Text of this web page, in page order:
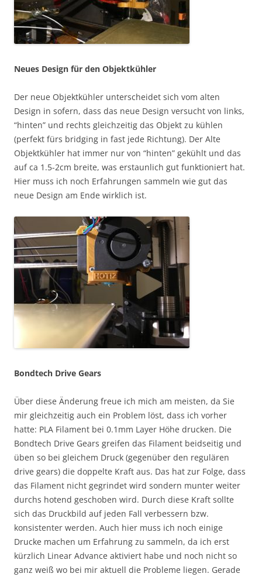
Neues Design für den Objektkühler
Der neue Objektkühler unterscheidet sich vom alten
Design in sofern, dass das neue Design versucht von links,
“hinten” und rechts gleichzeitig das Objekt zu kühlen
(perfekt fürs bridging in fast jede Richtung). Der Alte
Objektkühler hat immer nur von “hinten” gekühlt und das
auf ca 1.5-2cm breite, was erstaunlich gut funktioniert hat.
Hier muss ich noch Erfahrungen sammeln wie gut das
neue Design am Ende wirklich ist.
Bondtech Drive Gears
Über diese Änderung freue ich mich am meisten, da Sie
mir gleichzeitig auch ein Problem löst, dass ich vorher
hatte: PLA Filament bei 0.1mm Layer Höhe drucken. Die
Bondtech Drive Gears greifen das Filament beidseitig und
üben so bei gleichem Druck (gegenüber den regulären
drive gears) die doppelte Kraft aus. Das hat zur Folge, dass
das Filament nicht gegrindet wird sondern munter weiter
durchs hotend geschoben wird. Durch diese Kraft sollte
sich das Druckbild auf jeden Fall verbessern bzw.
konsistenter werden. Auch hier muss ich noch einige
Drucke machen um Erfahrung zu sammeln, da ich erst
kürzlich Linear Advance aktiviert habe und noch nicht so
ganz weiß wo bei mir aktuell die Probleme liegen. Gerade